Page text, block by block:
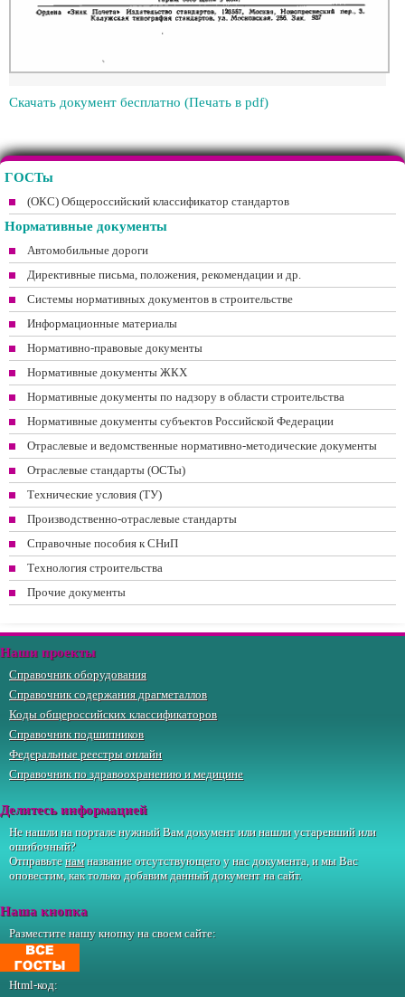
Скачать документ бесплатно (Печать в pdf)
ГОСТы
(ОКС) Общероссийский классификатор стандартов
Нормативные документы
Автомобильные дороги
Директивные письма, положения, рекомендации и др.
Системы нормативных документов в строительстве
Информационные материалы
Нормативно-правовые документы
Нормативные документы ЖКХ
Нормативные документы по надзору в области строительства
Нормативные документы субъектов Российской Федерации
Отраслевые и ведомственные нормативно-методические документы
Отраслевые стандарты (ОСТы)
Технические условия (ТУ)
Производственно-отраслевые стандарты
Справочные пособия к СНиП
Технология строительства
Прочие документы
Наши проекты
Справочник оборудования
Справочник содержания драгметаллов
Коды общероссийских классификаторов
Справочник подшипников
Федеральные реестры онлайн
Справочник по здравоохранению и медицине
Делитесь информацией
Не нашли на портале нужный Вам документ или нашли устаревший или
ошибочный?
Отправьтенамназвание отсутствующего у нас документа, и мы Вас
оповестим, как только добавим данный документ на сайт.
Наша кнопка
Разместите нашу кнопку на своем сайте:
Html-код: